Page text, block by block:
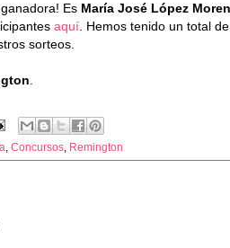
Es María José López
aquí . Hemos tenido un total de
sorteos.
Concursos Remington